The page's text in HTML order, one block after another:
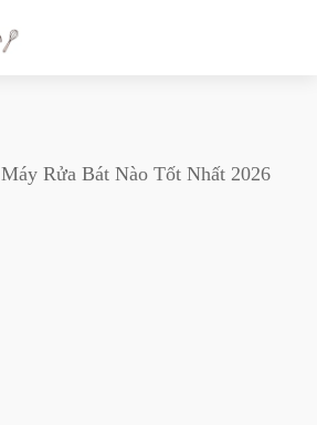
Máy Rửa Bát Nào Tốt Nhất 2026